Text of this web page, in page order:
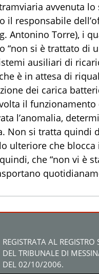
avvenuta lo
il responsabile
Antonino Torre), i
“non si è trattato di
ausiliari di
è in attesa di
dei carica
il
l’anomalia,
Non si tratta quindi
ulteriore che
che “non vi è
REGISTRATA AL REGISTRO
DEL TRIBUNALE DI
DEL 02/10/2006.